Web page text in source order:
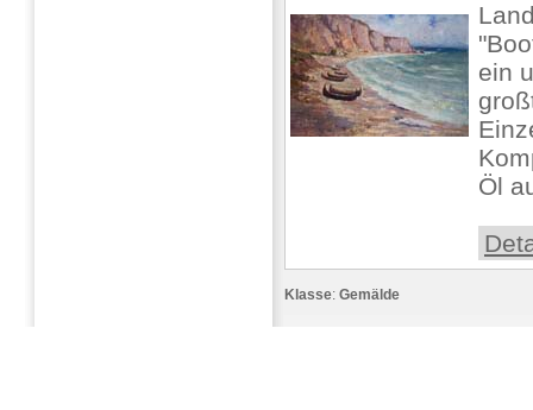
ein
Öl
Klasse: Gemälde